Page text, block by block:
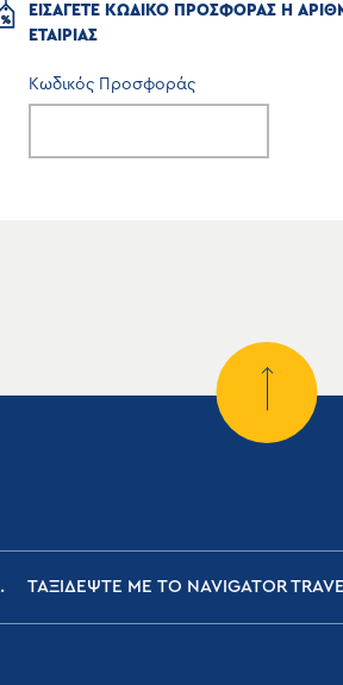
ΕΙΣΑΓΕΤΕ ΚΩΔΙΚΟ ΠΡΟΣΦΟΡΑΣ Η
ΕΤΑΙΡΙΑΣ
Κωδικός Προσφοράς
ΤΑΞΙΔΕΨΤΕ ΜΕ ΤΟ NAVIGATOR